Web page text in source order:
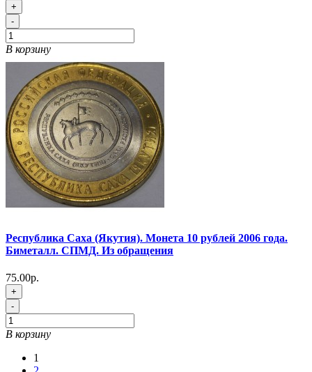
+
-
В корзину
Республика Саха (Якутия). Монета 10 рублей 2006 года.
Биметалл. СПМД. Из обращения
75.00р.
+
-
В корзину
1